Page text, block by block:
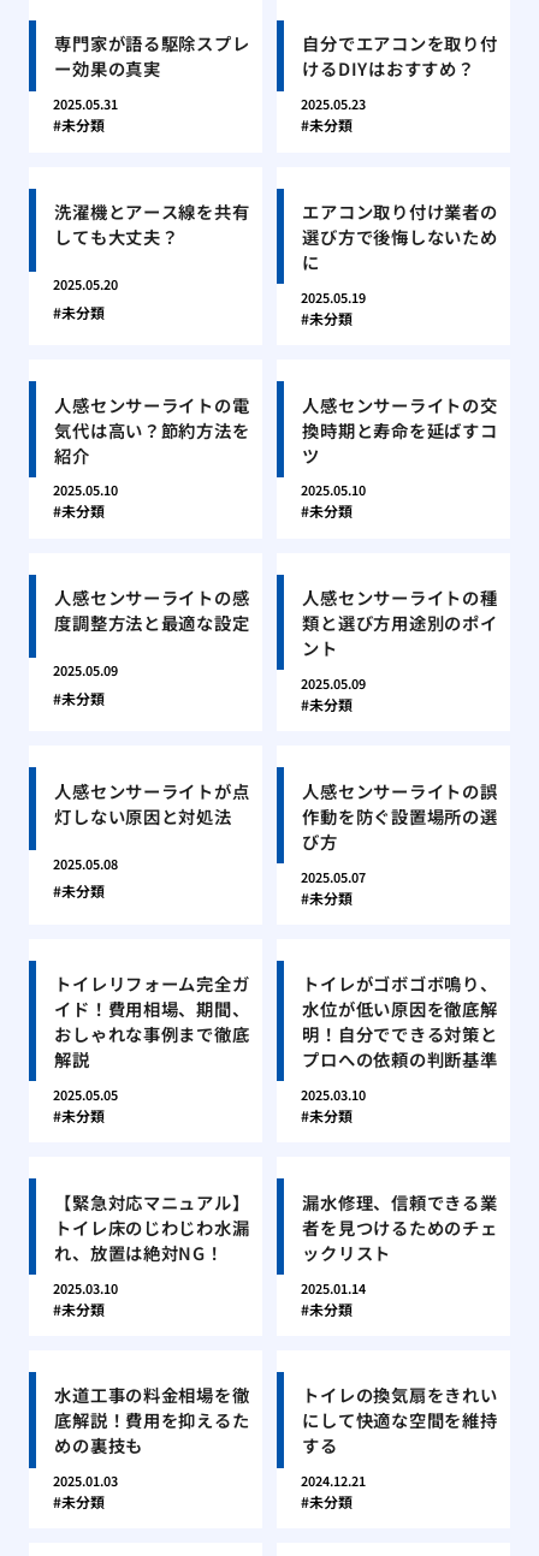
専門家が語る駆除スプレ
ー効果の真実
2025.05.31
未分類
自分でエアコンを取り付
けるDIYはおすすめ？
2025.05.23
未分類
洗濯機とアース線を共有
しても大丈夫？
2025.05.20
未分類
エアコン取り付け業者の
選び方で後悔しないため
に
2025.05.19
未分類
人感センサーライトの電
気代は高い？節約方法を
紹介
2025.05.10
未分類
人感センサーライトの交
換時期と寿命を延ばすコ
ツ
2025.05.10
未分類
人感センサーライトの感
度調整方法と最適な設定
2025.05.09
未分類
人感センサーライトの種
類と選び方用途別のポイ
ント
2025.05.09
未分類
人感センサーライトが点
灯しない原因と対処法
2025.05.08
未分類
人感センサーライトの誤
作動を防ぐ設置場所の選
び方
2025.05.07
未分類
トイレリフォーム完全ガ
イド！費用相場、期間、
おしゃれな事例まで徹底
解説
2025.05.05
未分類
トイレがゴボゴボ鳴り、
水位が低い原因を徹底解
明！自分でできる対策と
プロへの依頼の判断基準
2025.03.10
未分類
【緊急対応マニュアル】
トイレ床のじわじわ水漏
れ、放置は絶対NG！
2025.03.10
未分類
漏水修理、信頼できる業
者を見つけるためのチェ
ックリスト
2025.01.14
未分類
水道工事の料金相場を徹
底解説！費用を抑えるた
めの裏技も
2025.01.03
未分類
トイレの換気扇をきれい
にして快適な空間を維持
する
2024.12.21
未分類